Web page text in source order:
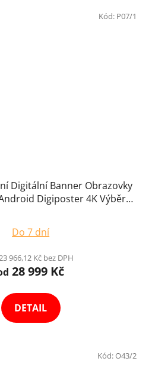
Digitální Banner Obrazovky
Digiposter 4K Výběr
Do 7 dní
966,12 Kč bez DPH
28 999 Kč
DETAIL
Kód: P07/1
Kód:O43/2